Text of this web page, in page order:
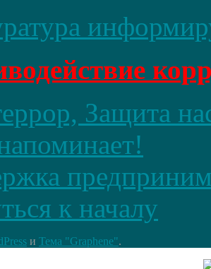
Защита
к началу
и Тема "Graphene".